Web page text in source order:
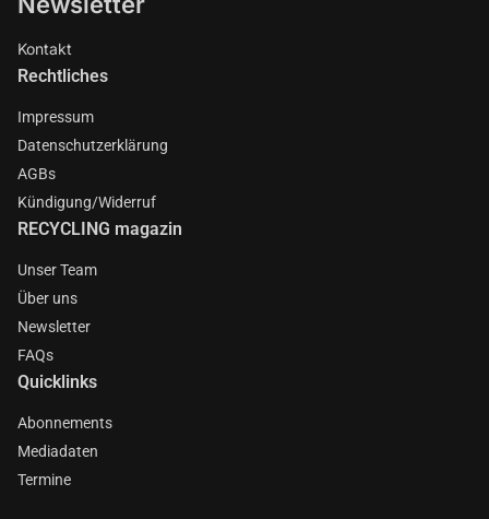
Kontakt
Rechtliches
Impressum
Datenschutzerklärung
AGBs
Kündigung/Widerruf
RECYCLING magazin
Unser Team
Über uns
Newsletter
FAQs
Quicklinks
Abonnements
Mediadaten
Termine